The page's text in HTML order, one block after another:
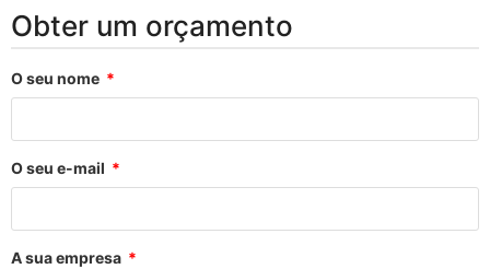
Obter um orçamento
O seu nome
O seu e-mail
A sua empresa